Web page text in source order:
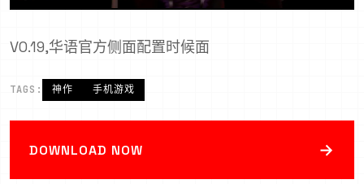
V0.19,华语官方侧面配置时候面
TAGS: 神作 手机游戏
DOWNLOAD NOW →